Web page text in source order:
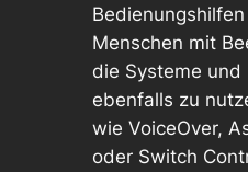
Menschen mit
die Systeme und
ebenfalls zu
wie VoiceOver,
oder Switch